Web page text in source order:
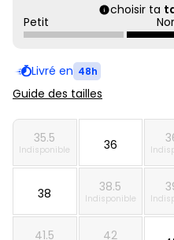
choisir ta
Petit
Livré en 48h
Guide des tailles
35.5
Indisponible 36
38 38.5
Indisponible
41.5 42